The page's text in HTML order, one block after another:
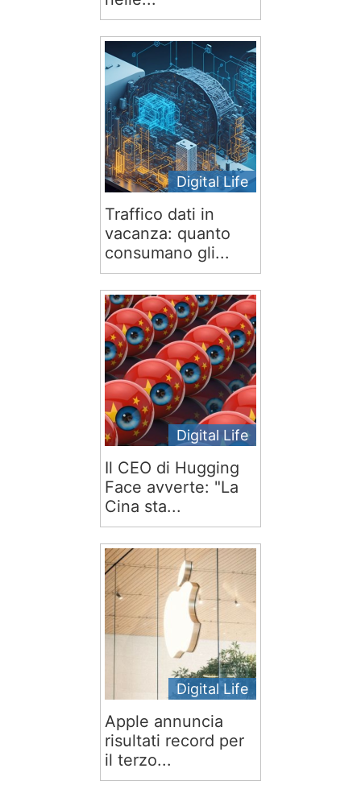
Digital Life
Traffico dati in
vacanza: quanto
consumano gli...
Digital Life
Il CEO di Hugging
Face avverte: "La
Cina sta...
Digital Life
Apple annuncia
risultati record per
il terzo...